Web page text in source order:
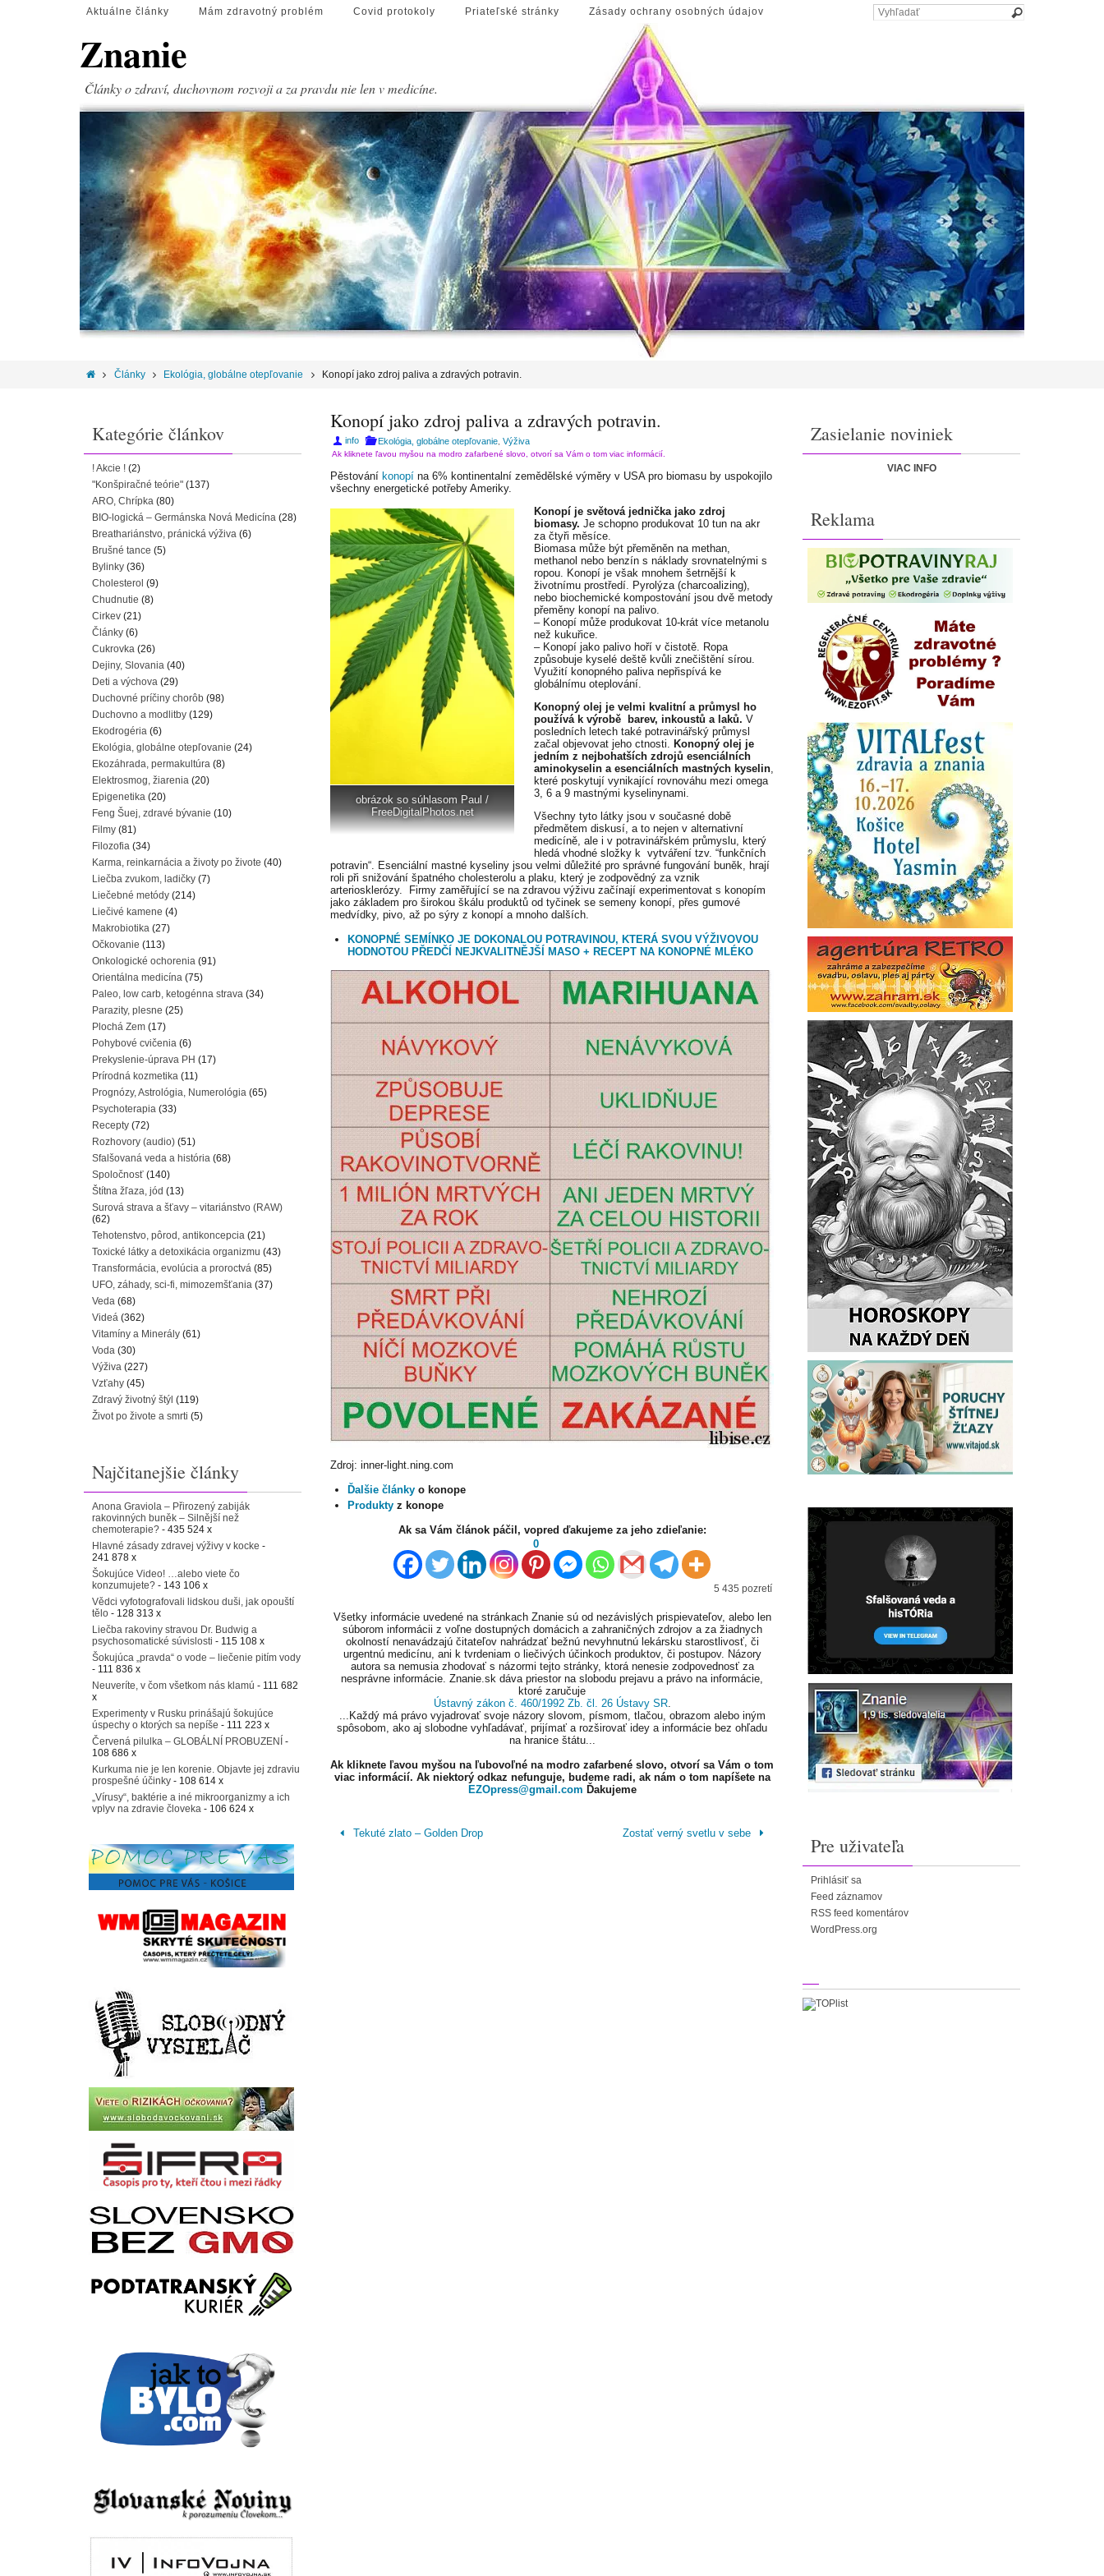
Aktuálne články Mám zdravotný problém Covid protokoly Priateľské stránky Zásady ochrany osobných údajov
Znanie
Články o zdraví, duchovnom rozvoji a za pravdu nie len v medicíne.
Články Ekológia, globálne otepľovanie Konopí jako zdroj paliva a zdravých potravin.
Konopí jako zdroj paliva a zdravých potravin.
info Ekológia, globálne otepľovanie, Výživa
Ak kliknete ľavou myšou na modro zafarbené slovo, otvorí sa Vám o tom viac informácií.
Pěstování konopí na 6% kontinentalní zemědělské výměry v USA pro biomasu by uspokojilo
všechny energetické potřeby Ameriky.
obrázok so súhlasom Paul /
FreeDigitalPhotos.net
Konopí je světová jednička jako zdroj
biomasy. Je schopno produkovat 10 tun na akr
za čtyři měsíce.
Biomasa může být přeměněn na methan,
methanol nebo benzín s náklady srovnatelnými s
ropou. Konopí je však mnohem šetrnější k
životnímu prostředí. Pyrolýza (charcoalizing),
nebo biochemické kompostování jsou dvě metody
přeměny konopí na palivo.
– Konopí může produkovat 10-krát více metanolu
než kukuřice.
– Konopí jako palivo hoří v čistotě. Ropa
způsobuje kyselé deště kvůli znečištění sírou.
Využití konopného paliva nepřispívá ke
globálnímu oteplování.
Konopný olej je velmi kvalitní a průmysl ho
používá k výrobě barev, inkoustů a laků. V
posledních letech také potravinářský průmysl
začal objevovat jeho ctnosti. Konopný olej je
jedním z nejbohatších zdrojů esenciálních
aminokyselin a esenciálních mastných kyselin,
které poskytují vynikající rovnováhu mezi omega
3, 6 a 9 mastnými kyselinynami.
Všechny tyto látky jsou v současné době
předmětem diskusí, a to nejen v alternativní
medicíně, ale i v potravinářském průmyslu, který
hledá vhodné složky k vytváření tzv. “funkčních
potravin“. Esenciální mastné kyseliny jsou velmi důležité pro správné fungování buněk, hrají
roli při snižování špatného cholesterolu a plaku, který je zodpovědný za vznik
arteriosklerózy. Firmy zaměřující se na zdravou výživu začínají experimentovat s konopím
jako základem pro širokou škálu produktů od tyčinek se semeny konopí, přes gumové
medvídky, pivo, až po sýry z konopí a mnoho dalších.
KONOPNÉ SEMÍNKO JE DOKONALOU POTRAVINOU, KTERÁ SVOU VÝŽIVOVOU
HODNOTOU PŘEDČÍ NEJKVALITNĚJŠÍ MASO + RECEPT NA KONOPNÉ MLÉKO
Zdroj: inner-light.ning.com
Ďalšie článkyo konope
Produktyz konope
Ak sa Vám článok páčil, vopred ďakujeme za jeho zdieľanie:
0
5 435 pozretí
Všetky informácie uvedené na stránkach Znanie sú od nezávislých prispievateľov, alebo len
súborom informácii z voľne dostupných domácich a zahraničných zdrojov a za žiadnych
okolností nenavádzajú čitateľov nahrádzať bežnú nevyhnutnú lekársku starostlivosť, či
urgentnú medicínu, ani k tvrdeniam o liečivých účinkoch produktov, či postupov. Názory
autora sa nemusia zhodovať s názormi tejto stránky, ktorá nenesie zodpovednosť za
nesprávne informácie. Znanie.sk dáva priestor na slobodu prejavu a právo na informácie,
ktoré zaručuje
Ústavný zákon č. 460/1992 Zb. čl. 26 Ústavy SR.
...Každý má právo vyjadrovať svoje názory slovom, písmom, tlačou, obrazom alebo iným
spôsobom, ako aj slobodne vyhľadávať, prijímať a rozširovať idey a informácie bez ohľadu
na hranice štátu...
Ak kliknete ľavou myšou na ľubovoľné na modro zafarbené slovo, otvorí sa Vám o tom
viac informácií. Ak niektorý odkaz nefunguje, budeme radi, ak nám o tom napíšete na
EZOpress@gmail.com Ďakujeme
Tekuté zlato – Golden Drop Zostať verný svetlu v sebe
Kategórie článkov
! Akcie ! (2)
"Konšpiračné teórie" (137)
ARO, Chrípka (80)
BIO-logická – Germánska Nová Medicína (28)
Breathariánstvo, pránická výživa (6)
Brušné tance (5)
Bylinky (36)
Cholesterol (9)
Chudnutie (8)
Cirkev (21)
Články (6)
Cukrovka (26)
Dejiny, Slovania (40)
Deti a výchova (29)
Duchovné príčiny chorôb (98)
Duchovno a modlitby (129)
Ekodrogéria (6)
Ekológia, globálne otepľovanie (24)
Ekozáhrada, permakultúra (8)
Elektrosmog, žiarenia (20)
Epigenetika (20)
Feng Šuej, zdravé bývanie (10)
Filmy (81)
Filozofia (34)
Karma, reinkarnácia a životy po živote (40)
Liečba zvukom, ladičky (7)
Liečebné metódy (214)
Liečivé kamene (4)
Makrobiotika (27)
Očkovanie (113)
Onkologické ochorenia (91)
Orientálna medicína (75)
Paleo, low carb, ketogénna strava (34)
Parazity, plesne (25)
Plochá Zem (17)
Pohybové cvičenia (6)
Prekyslenie-úprava PH (17)
Prírodná kozmetika (11)
Prognózy, Astrológia, Numerológia (65)
Psychoterapia (33)
Recepty (72)
Rozhovory (audio) (51)
Sfalšovaná veda a história (68)
Spoločnosť (140)
Štítna žľaza, jód (13)
Surová strava a šťavy – vitariánstvo (RAW)
(62)
Tehotenstvo, pôrod, antikoncepcia (21)
Toxické látky a detoxikácia organizmu (43)
Transformácia, evolúcia a proroctvá (85)
UFO, záhady, sci-fi, mimozemšťania (37)
Veda (68)
Videá (362)
Vitamíny a Minerály (61)
Voda (30)
Výživa (227)
Vzťahy (45)
Zdravý životný štýl (119)
Život po živote a smrti (5)
Najčitanejšie články
Anona Graviola – Přirozený zabiják
rakovinných buněk – Silnější než
chemoterapie? - 435 524 x
Hlavné zásady zdravej výživy v kocke -
241 878 x
Šokujúce Video! …alebo viete čo
konzumujete? - 143 106 x
Vědci vyfotografovali lidskou duši, jak opouští
tělo - 128 313 x
Liečba rakoviny stravou Dr. Budwig a
psychosomatické súvislosti - 115 108 x
Šokujúca „pravda“ o vode – liečenie pitím vody
- 111 836 x
Neuveríte, v čom všetkom nás klamú - 111 682
x
Experimenty v Rusku prinášajú šokujúce
úspechy o ktorých sa nepíše - 111 223 x
Červená pilulka – GLOBÁLNÍ PROBUZENÍ -
108 686 x
Kurkuma nie je len korenie. Objavte jej zdraviu
prospešné účinky - 108 614 x
„Vírusy“, baktérie a iné mikroorganizmy a ich
vplyv na zdravie človeka - 106 624 x
Zasielanie noviniek
VIAC INFO
Reklama
Pre uživateľa
Prihlásiť sa
Feed záznamov
RSS feed komentárov
WordPress.org